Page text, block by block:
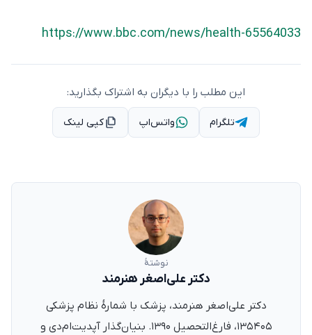
https://www.bbc.com/news/health-65564033
این مطلب را با دیگران به اشتراک بگذارید:
تلگرام واتس‌اپ کپی لینک
نوشتهٔ
دکتر علی‌اصغر هنرمند
دکتر علی‌اصغر هنرمند، پزشک با شمارهٔ نظام پزشکی
۱۳۵۴۰۵، فارغ‌التحصیل ۱۳۹۰. بنیان‌گذار آپدیت‌ام‌دی و